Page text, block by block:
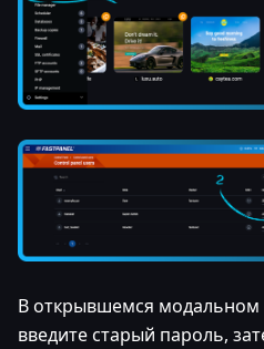
В открывшемся модальном
введите старый пароль,